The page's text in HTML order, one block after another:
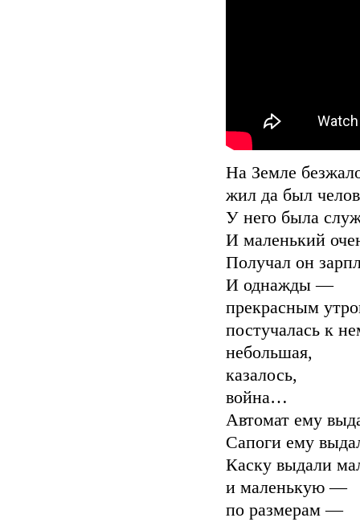
На Земле
жил да был
У него была
И маленький
Получал он
И однажды —
прекрасным
постучалась к
небольшая,
казалось,
война…
Автомат ему
Сапоги ему
Каску выдали
и маленькую —
по размерам —